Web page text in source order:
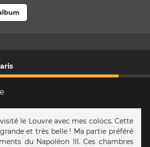
le Louvre avec mes colocs. Cette
et très belle ! Ma partie préféré
du Napoléon III. Ces chambres